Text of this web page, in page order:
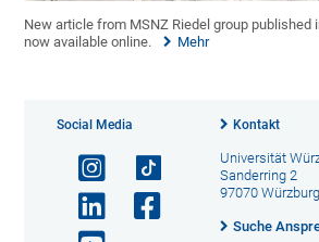
New article from MSNZ Riedel group published
now available online.
Mehr
Social Media Kontakt
Universität
Sanderring 2
97070 Würzburg
Suche